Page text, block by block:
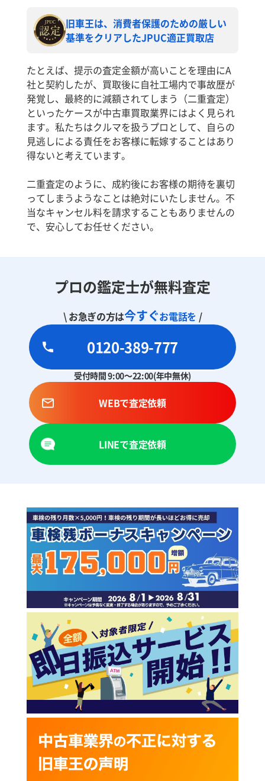
旧車王は、消費者保護のための厳しい
基準をクリアしたJPUC適正買取店
たとえば、提示の査定金額が高いことを理由にA
社と契約したが、買取後に自社工場内で事故歴が
発覚し、最終的に減額されてしまう（二重査定）
といったケースが中古車買取業界にはよく見られ
ます。私たちはクルマを扱うプロとして、自らの
見逃しによる責任をお客様に転嫁することはあり
得ないと考えています。
二重査定のように、成約後にお客様の期待を裏切
ってしまうようなことは絶対にいたしません。不
当なキャンセル料を請求することもありませんの
で、安心してお任せください。
プロの鑑定士が無料査定
\ お急ぎの方は今すぐお電話を /
0120-389-777
受付時間 9:00～22:00(年中無休)
WEBで査定依頼
LINEで査定依頼